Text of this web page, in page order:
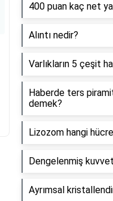
400 puan kaç net
Alıntı nedir?
Varlıkların 5 çeşit
Haberde ters
demek?
Lizozom hangi
Dengelenmiş
Ayrımsal